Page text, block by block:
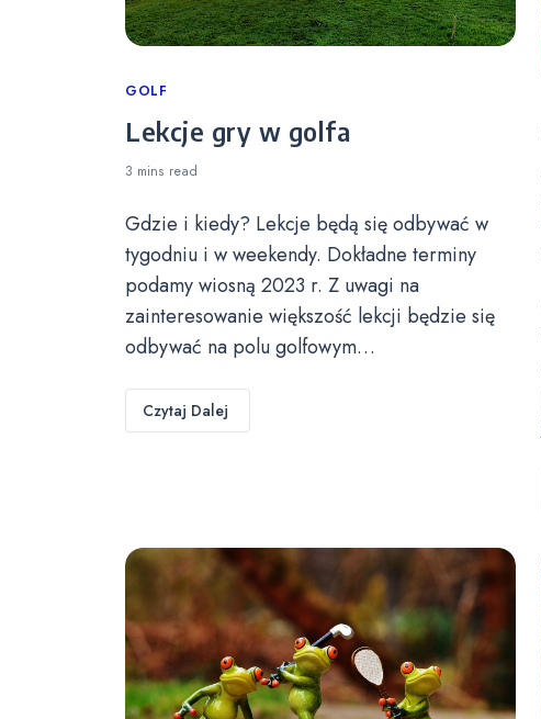
Categories
GOLF
Lekcje gry w golfa
3 mins read
Gdzie i kiedy? Lekcje będą się odbywać w
tygodniu i w weekendy. Dokładne terminy
podamy wiosną 2023 r. Z uwagi na
zainteresowanie większość lekcji będzie się
odbywać na polu golfowym…
Czytaj Dalej